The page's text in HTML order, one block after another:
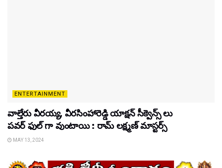
ENTERTAINMENT
వాల్తేరు వీరయ్య, వీరసింహారెడ్డి యాక్షన్ సీక్వెన్స్ లు
పవర్ ఫుల్ గా వుంటాయి : రామ్ లక్ష్మణ్ మాస్టర్స్
MAY 13, 2024